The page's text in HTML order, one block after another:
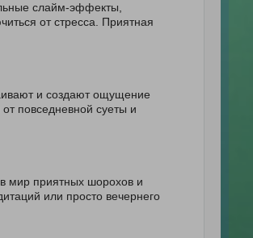
слайм-эффекты,
от стресса. Приятная
и создают ощущение
повседневной суеты и
мир приятных шорохов и
или просто вечернего